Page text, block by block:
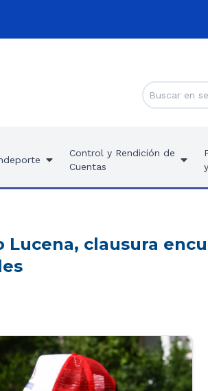
Control y Rendición de
Cuentas
clausura